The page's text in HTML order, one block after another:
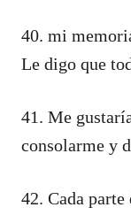
40. mi
Le digo que
41. Me
consolarme y
42. Cada